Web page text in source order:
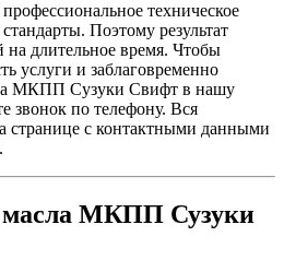
техническое
Поэтому результат
на длительное время. Чтобы
услуги и заблаговременно
МКПП Сузуки Свифт в нашу
звонок по телефону. Вся
странице с контактными данными
масла МКПП Сузуки